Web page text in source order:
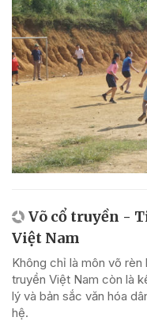
Võ cổ truyền -
Việt Nam
Không chỉ là môn võ
truyền Việt Nam còn là
lý và bản sắc văn hóa
hệ.